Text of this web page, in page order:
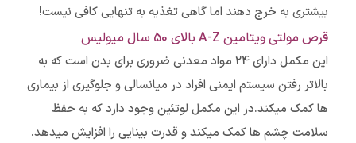
بیشتری به خرج دهند اما گاهی تغذیه به تنهایی کافی نیست!
قرص مولتی ویتامین A-Z بالای 50 سال میولیس
این مکمل دارای 24 مواد معدنی ضروری برای بدن است که به
بالاتر رفتن سیستم ایمنی افراد در میانسالی و جلوگیری از بیماری
ها کمک میکند.در این مکمل لوتئین وجود دارد که به حفظ
سلامت چشم ها کمک میکند و قدرت بینایی را افزایش میدهد.